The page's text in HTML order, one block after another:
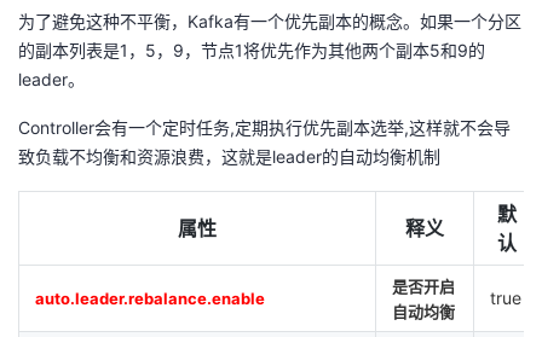
为了避免这种不平衡，Kafka有一个优先副本的概念。如果一个分区
的副本列表是1，5，9，节点1将优先作为其他两个副本5和9的
leader。
Controller会有一个定时任务,定期执行优先副本选举,这样就不会导
致负载不均衡和资源浪费，这就是leader的自动均衡机制
属性 释义
默
认
auto.leader.rebalance.enable
是否开启
自动均衡
true